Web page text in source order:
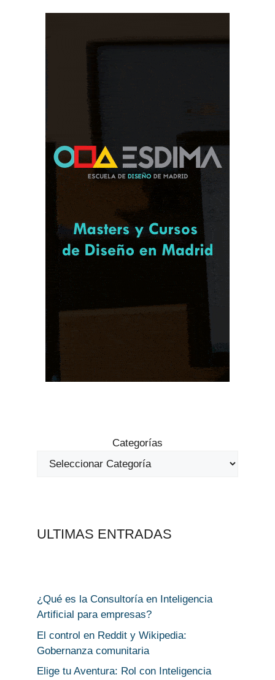
Categorías
ULTIMAS ENTRADAS
¿Qué es la Consultoría en Inteligencia
Artificial para empresas?
El control en Reddit y Wikipedia:
Gobernanza comunitaria
Elige tu Aventura: Rol con Inteligencia